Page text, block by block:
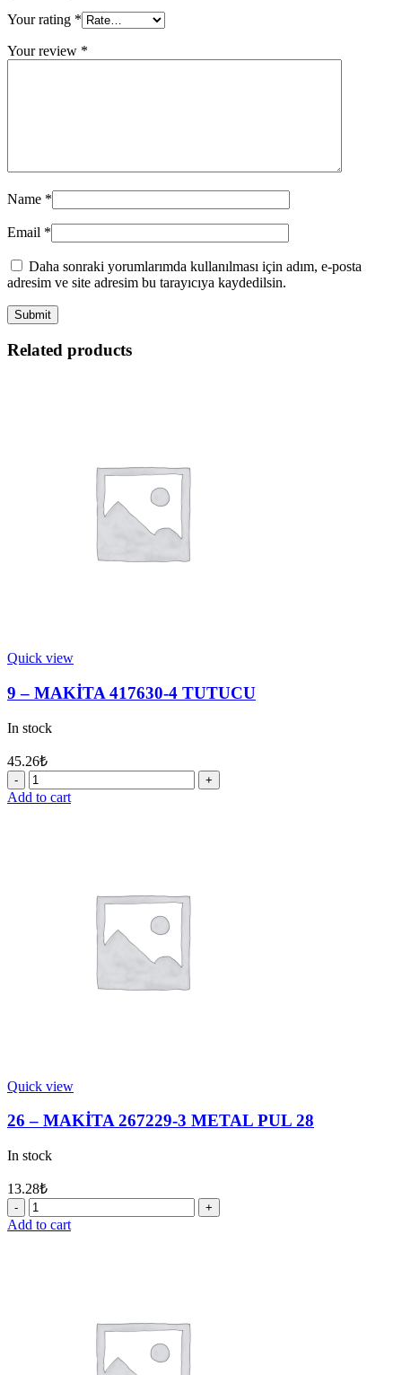
Your rating *
Your review *
Name *
Email *
Daha sonraki yorumlarımda kullanılması için adım, e-posta
adresim ve site adresim bu tarayıcıya kaydedilsin.
Related products
Quick view
9 – MAKİTA 417630-4 TUTUCU
In stock
45.26₺
9
-
Add to cart
Quick view
26 – MAKİTA 267229-3 METAL PUL 28
In stock
13.28₺
26
-
Add to cart